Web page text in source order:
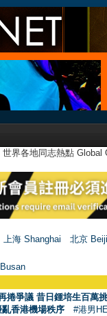
世界各地同志熱點
上海 Shanghai
北京
捲爭議 昔日鍾培生百萬
香港機場秩序 #港男